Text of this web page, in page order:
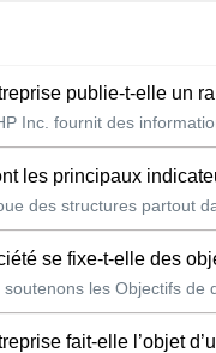
publie-t-elle un
Inc. fournit des
les principaux
des structures partout
se fixe-t-elle des
soutenons les Objectifs de
fait-elle l’objet